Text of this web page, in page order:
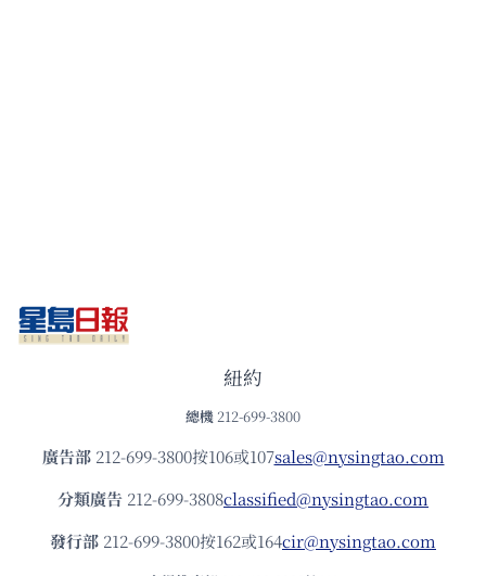
紐約
總機 212-699-3800
廣告部212-699-3800按106或107sales@nysingtao.com
分類廣告 212-699-3808classified@nysingtao.com
發⾏部 212-699-3800按162或164cir@nysingtao.com